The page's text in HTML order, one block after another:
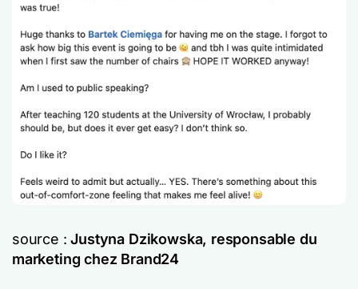
source :Justyna Dzikowska, responsable du
marketing chez Brand24